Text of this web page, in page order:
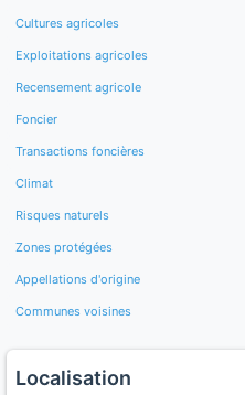
Cultures agricoles
Exploitations agricoles
Recensement agricole
Foncier
Transactions foncières
Climat
Risques naturels
Zones protégées
Appellations d'origine
Communes voisines
Localisation